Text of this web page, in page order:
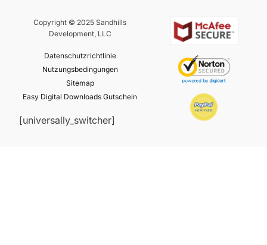
Copyright © 2025 Sandhills
Development, LLC
Datenschutzrichtlinie
Nutzungsbedingungen
Sitemap
Easy Digital Downloads Gutschein
[universally_switcher]